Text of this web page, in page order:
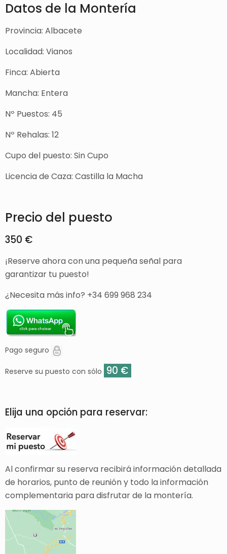
Datos de la Montería
Provincia: Albacete
Localidad: Vianos
Finca: Abierta
Mancha: Entera
Nº Puestos: 45
Nº Rehalas: 12
Cupo del puesto: Sin Cupo
Licencia de Caza: Castilla la Macha
Precio del puesto
350 €
¡Reserve ahora con una pequeña señal para
garantizar tu puesto!
¿Necesita más info? +34 699 968 234
Pago seguro
Reserve su puesto con sólo 90 €
Elija una opción para reservar:
Al confirmar su reserva recibirá información detallada
de horarios, punto de reunión y todo la información
complementaria para disfrutar de la montería.